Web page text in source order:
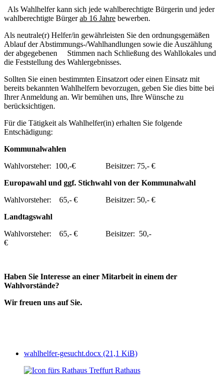
Als Wahlhelfer kann sich jede wahlberechtigte Bürgerin und jeder
wahlberechtigte Bürgerab 16 Jahre bewerben.
Als neutrale(r) Helfer/in gewährleisten Sie den ordnungsgemäßen
Ablauf der Abstimmungs-/Wahlhandlungen sowie die Auszählung
der abgegebenen Stimmen nach Schließung des Wahllokales und
die Feststellung des Wahlergebnisses.
Sollten Sie einen bestimmten Einsatzort oder einen Einsatz mit
bereits bekannten Wahlhelfern bevorzugen, geben Sie dies bitte bei
Ihrer Anmeldung an. Wir bemühen uns, Ihre Wünsche zu
berücksichtigen.
Für die Tätigkeit als Wahlhelfer(in) erhalten Sie folgende
Entschädigung:
Kommunalwahlen
Wahlvorsteher: 100,-€ Beisitzer: 75,- €
Europawahl und ggf. Stichwahl von der Kommunalwahl
Wahlvorsteher: 65,- € Beisitzer: 50,- €
Landtagswahl
Wahlvorsteher: 65,- € Beisitzer: 50,-
€
Haben Sie Interesse an einer Mitarbeit in einem der
Wahlvorstände?
Wir freuen uns auf Sie.
wahlhelfer-gesucht.docx (21,1 KiB)
Rathaus